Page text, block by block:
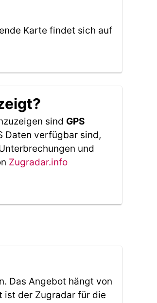
Karte findet sich auf
sind GPS
Daten verfügbar sind,
und
Zugradar.info
Das Angebot hängt von
ist der Zugradar für die